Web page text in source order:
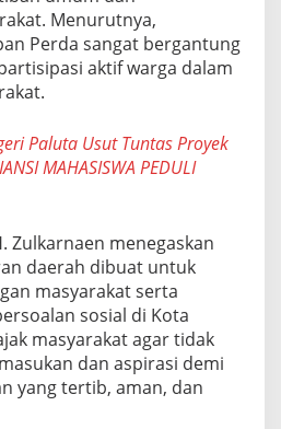
Menurutnya,
Perda sangat bergantung
aktif warga dalam
Paluta Usut Tuntas Proyek
MAHASISWA PEDULI
Zulkarnaen menegaskan
daerah dibuat untuk
masyarakat serta
sosial di Kota
masyarakat agar tidak
dan aspirasi demi
yang tertib, aman, dan